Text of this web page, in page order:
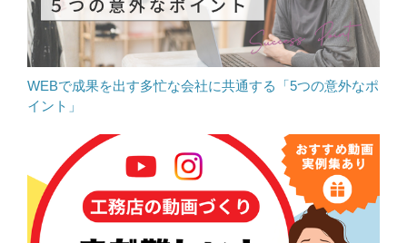
WEBで成果を出す多忙な会社に共通する「5つの意外なポ
イント」